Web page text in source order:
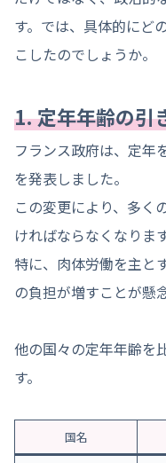
す。では、具体的にど
こしたのでしょうか。
1. 定年年齢の引
フランス政府は、定年
を発表しました。
この変更により、多く
ければならなくなります
特に、肉体労働を主と
の負担が増すことが懸
他の国々の定年年齢を
す。
国名